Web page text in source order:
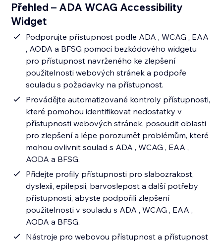
Přehled – ADA WCAG Accessibility
Widget
Podporujte přístupnost podle ADA , WCAG , EAA
, AODA a BFSG pomocí bezkódového widgetu
pro přístupnost navrženého ke zlepšení
použitelnosti webových stránek a podpoře
souladu s požadavky na přístupnost.
Provádějte automatizované kontroly přístupnosti,
které pomohou identifikovat nedostatky v
přístupnosti webových stránek, posoudit oblasti
pro zlepšení a lépe porozumět problémům, které
mohou ovlivnit soulad s ADA , WCAG , EAA ,
AODA a BFSG.
Přidejte profily přístupnosti pro slabozrakost,
dyslexii, epilepsii, barvoslepost a další potřeby
přístupnosti, abyste podpořili zlepšení
použitelnosti v souladu s ADA , WCAG , EAA ,
AODA a BFSG.
Nástroje pro webovou přístupnost a přístupnost